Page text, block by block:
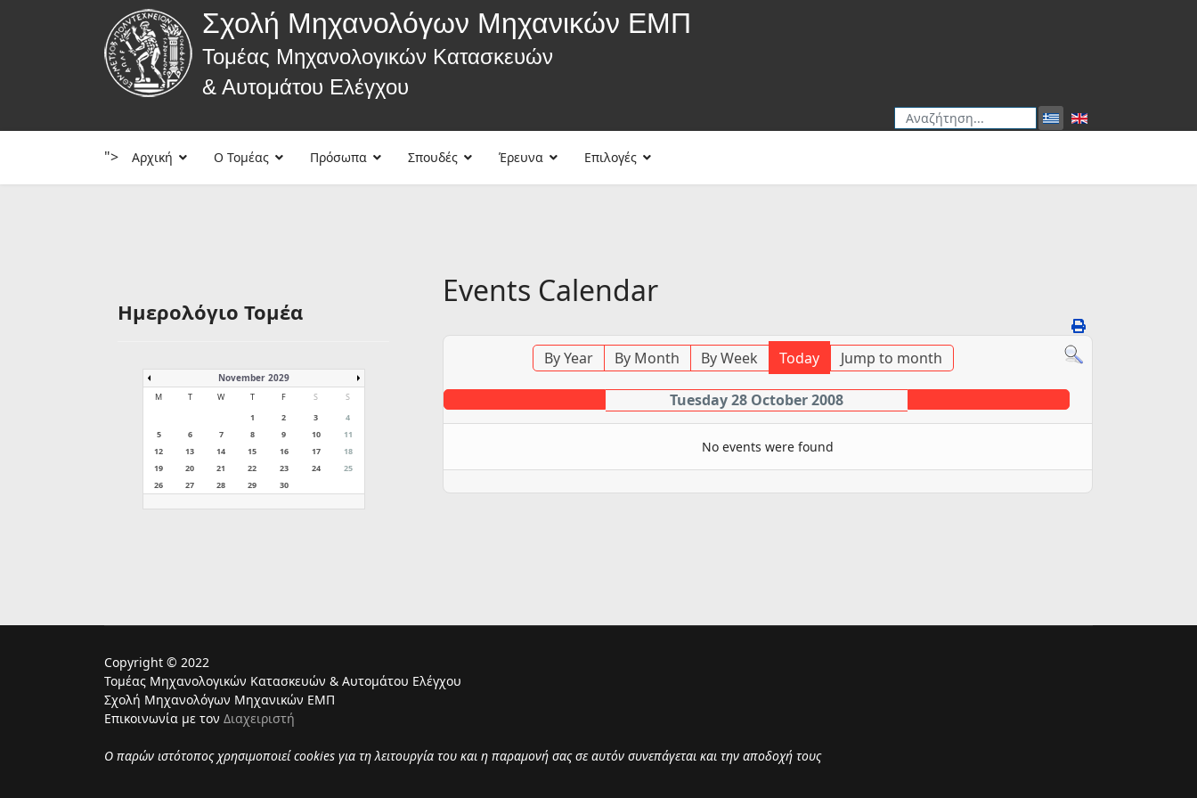
Σχολή Μηχανολόγων Μηχανικών ΕΜΠ
Τομέας Μηχανολογικών Κατασκευών
& Αυτομάτου Ελέγχου
Αναζήτηση
">
Αρχική Ο Τομέας Πρόσωπα Σπουδές Έρευνα Επιλογές
Ημερολόγιο Τομέα
November 2029
M T W T F S
S
1
2 3
4
5
6 7 8 9 10
11
12
13 14 15 16 17
18
19
20 21 22 23 24
25
26
27 28 29 30
Events Calendar
By Year By Month By Week Today Jump to month
Tuesday 28 October 2008
No events were found
Copyright © 2022
Τομέας Μηχανολογικών Κατασκευών & Αυτομάτου Ελέγχου
Σχολή Μηχανολόγων Μηχανικών ΕΜΠ
Επικοινωνία με τον Διαχειριστή
Ο παρών ιστότοπος χρησιμoποιεί cookies για τη λειτουργία του και η παραμονή σας σε αυτόν συνεπάγεται και την αποδοχή τους